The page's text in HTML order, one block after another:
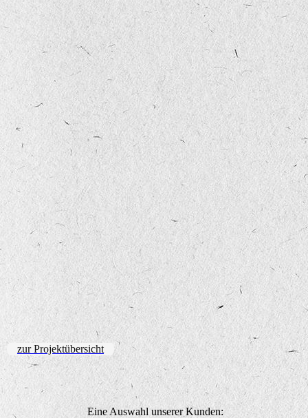
zur Projektübersicht
Eine Auswahl unserer Kunden: